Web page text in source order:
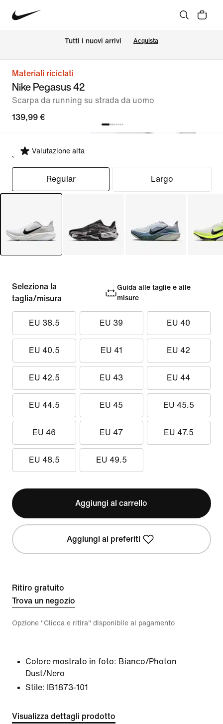
Tutti i nuovi arrivi Acquista
Materiali riciclati
Nike Pegasus 42
Scarpa da running su strada da uomo
139,99 €
Valutazione alta
Seleziona fit
Regular Largo
Seleziona la
taglia/misura
Guida alle taglie e alle
misure
EU 38.5 EU 39 EU 40
EU 40.5 EU 41 EU 42
EU 42.5 EU 43 EU 44
EU 44.5 EU 45 EU 45.5
EU 46 EU 47 EU 47.5
EU 48.5 EU 49.5
Aggiungi al carrello
Aggiungi ai preferiti
Ritiro gratuito
Trova un negozio
Opzione "Clicca e ritira" disponibile al pagamento
Colore mostrato in foto: Bianco/Photon
Dust/Nero
Stile:
IB1873-101
Visualizza dettagli prodotto